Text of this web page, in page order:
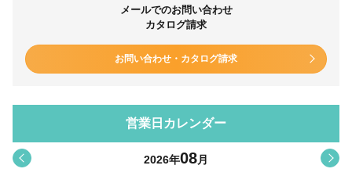
メールでのお問い合わせ
カタログ請求
お問い合わせ・カタログ請求
営業日カレンダー
< 2026年08月